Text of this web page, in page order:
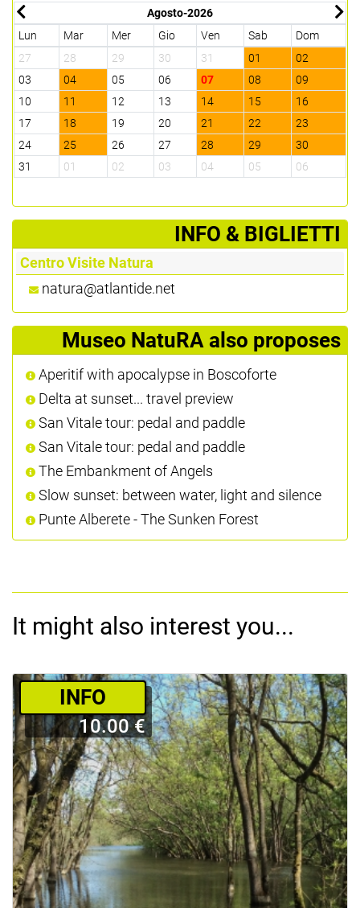
Agosto-2026
Lun
Mar Mer Gio Ven Sab
Dom
27
28 29 30 31 01
02
03
04 05 06 07 08
09
10
11 12 13 14 15
16
17
18 19 20 21 22
23
24
25 26 27 28 29
30
31
01 02 03 04 05 06
­INFO & BIGLIETTI
Centro Visite Natura
natura@atlantide.net
Museo NatuRA also proposes
Aperitif with apocalypse in Boscoforte
Delta at sunset... travel preview
San Vitale tour: pedal and paddle
San Vitale tour: pedal and paddle
The Embankment of Angels
Slow sunset: between water, light and silence
Punte Alberete - The Sunken Forest
It might also interest you...
­INFO
10.00 €